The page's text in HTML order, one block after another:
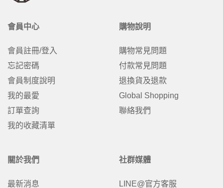
會員中心
會員註冊/登入
忘記密碼
會員制度說明
我的最愛
訂單查詢
我的收藏清單
購物說明
購物常見問題
付款常見問題
退換貨及退款
Global Shopping
聯絡我們
關於我們
最新消息
社群媒體
LINE@官方客服